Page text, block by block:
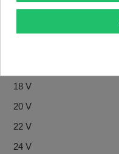
12 V
18 V
20 V
22 V
24 V